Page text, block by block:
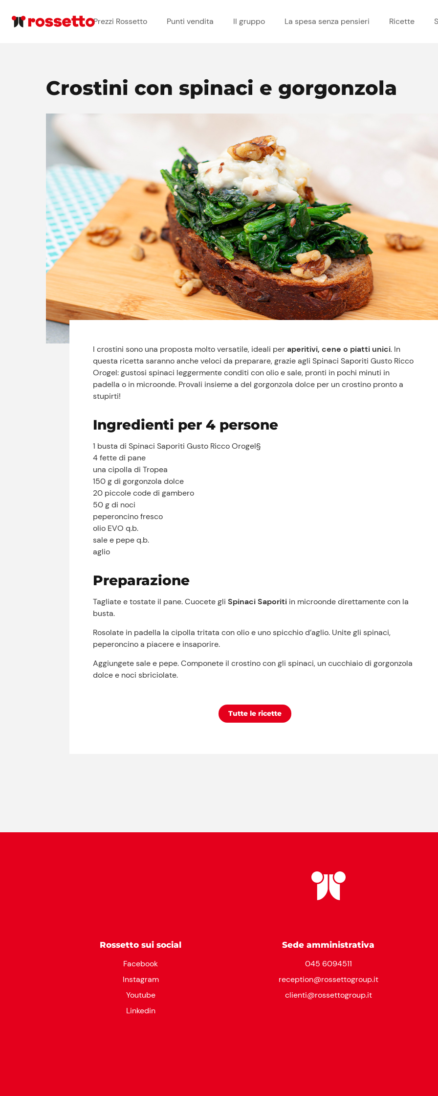
Prezzi Rossetto Punti vendita Il gruppo La spesa senza pensieri Ricette
Crostini con spinaci e gorgonzola
I crostini sono una proposta molto versatile, ideali peraperitivi, cene o piatti unici. In
questa ricetta saranno anche veloci da preparare, grazie agli Spinaci Saporiti Gusto Ricco
Orogel: gustosi spinaci leggermente conditi con olio e sale, pronti in pochi minuti in
padella o in microonde. Provali insieme a del gorgonzola dolce per un crostino pronto a
stupirti!
Ingredienti per 4 persone
1 busta di Spinaci Saporiti Gusto Ricco Orogel§
4 fette di pane
una cipolla di Tropea
150 g di gorgonzola dolce
20 piccole code di gambero
50 g di noci
peperoncino fresco
olio EVO q.b.
sale e pepe q.b.
aglio
Preparazione
Tagliate e tostate il pane. Cuocete gliSpinaci Saporiti in microonde direttamente con la
busta.
Rosolate in padella la cipolla tritata con olio e uno spicchio d’aglio. Unite gli spinaci,
peperoncino a piacere e insaporire.
Aggiungete sale e pepe. Componete il crostino con gli spinaci, un cucchiaio di gorgonzola
dolce e noci sbriciolate.
Tutte le ricette
Rossetto sui social
Facebook
Instagram
Youtube
Linkedin
Sede amministrativa
045 6094511
reception@rossettogroup.it
clienti@rossettogroup.it